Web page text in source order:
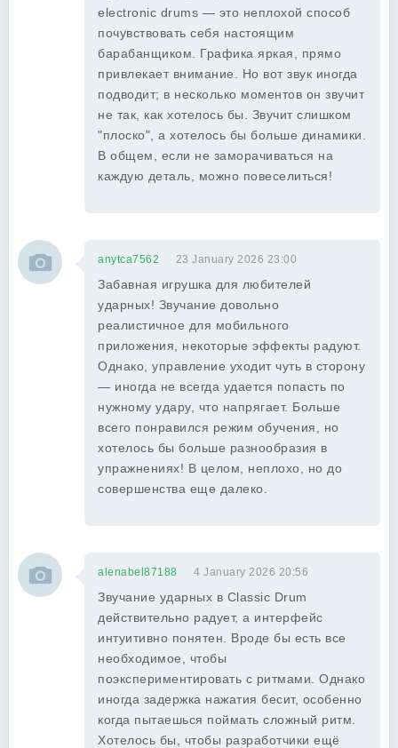
electronic drums — это неплохой способ
почувствовать себя настоящим
барабанщиком. Графика яркая, прямо
привлекает внимание. Но вот звук иногда
подводит; в несколько моментов он звучит
не так, как хотелось бы. Звучит слишком
"плоско", а хотелось бы больше динамики.
В общем, если не заморачиваться на
каждую деталь, можно повеселиться!
anytca7562 23 January 2026 23:00
Забавная игрушка для любителей
ударных! Звучание довольно
реалистичное для мобильного
приложения, некоторые эффекты радуют.
Однако, управление уходит чуть в сторону
— иногда не всегда удается попасть по
нужному удару, что напрягает. Больше
всего понравился режим обучения, но
хотелось бы больше разнообразия в
упражнениях! В целом, неплохо, но до
совершенства еще далеко.
alenabel87188 4 January 2026 20:56
Звучание ударных в Classic Drum
действительно радует, а интерфейс
интуитивно понятен. Вроде бы есть все
необходимое, чтобы
поэкспериментировать с ритмами. Однако
иногда задержка нажатия бесит, особенно
когда пытаешься поймать сложный ритм.
Хотелось бы, чтобы разработчики ещё